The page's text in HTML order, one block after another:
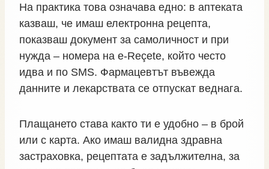
На практика това означава едно: в аптеката
казваш, че имаш електронна рецепта,
показваш документ за самоличност и при
нужда – номера на e‑Reçete, който често
идва и по SMS. Фармацевтът въвежда
данните и лекарствата се отпускат веднага.
Плащането става както ти е удобно – в брой
или с карта. Ако имаш валидна здравна
застраховка, рецептата е задължителна, за